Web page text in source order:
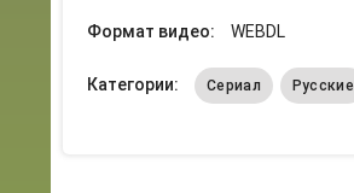
Формат видео: WEBDL
Категории: Сериал Русские